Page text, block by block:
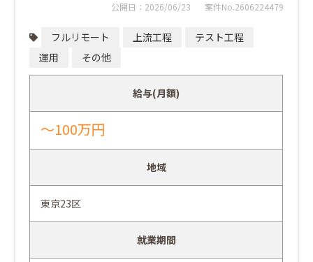
公開日： 2026/06/23 案件No.2606224479
フルリモート 上流工程
テスト工程
運用
その他
給与(月額)
～100万円
地域
東京23区
就業期間